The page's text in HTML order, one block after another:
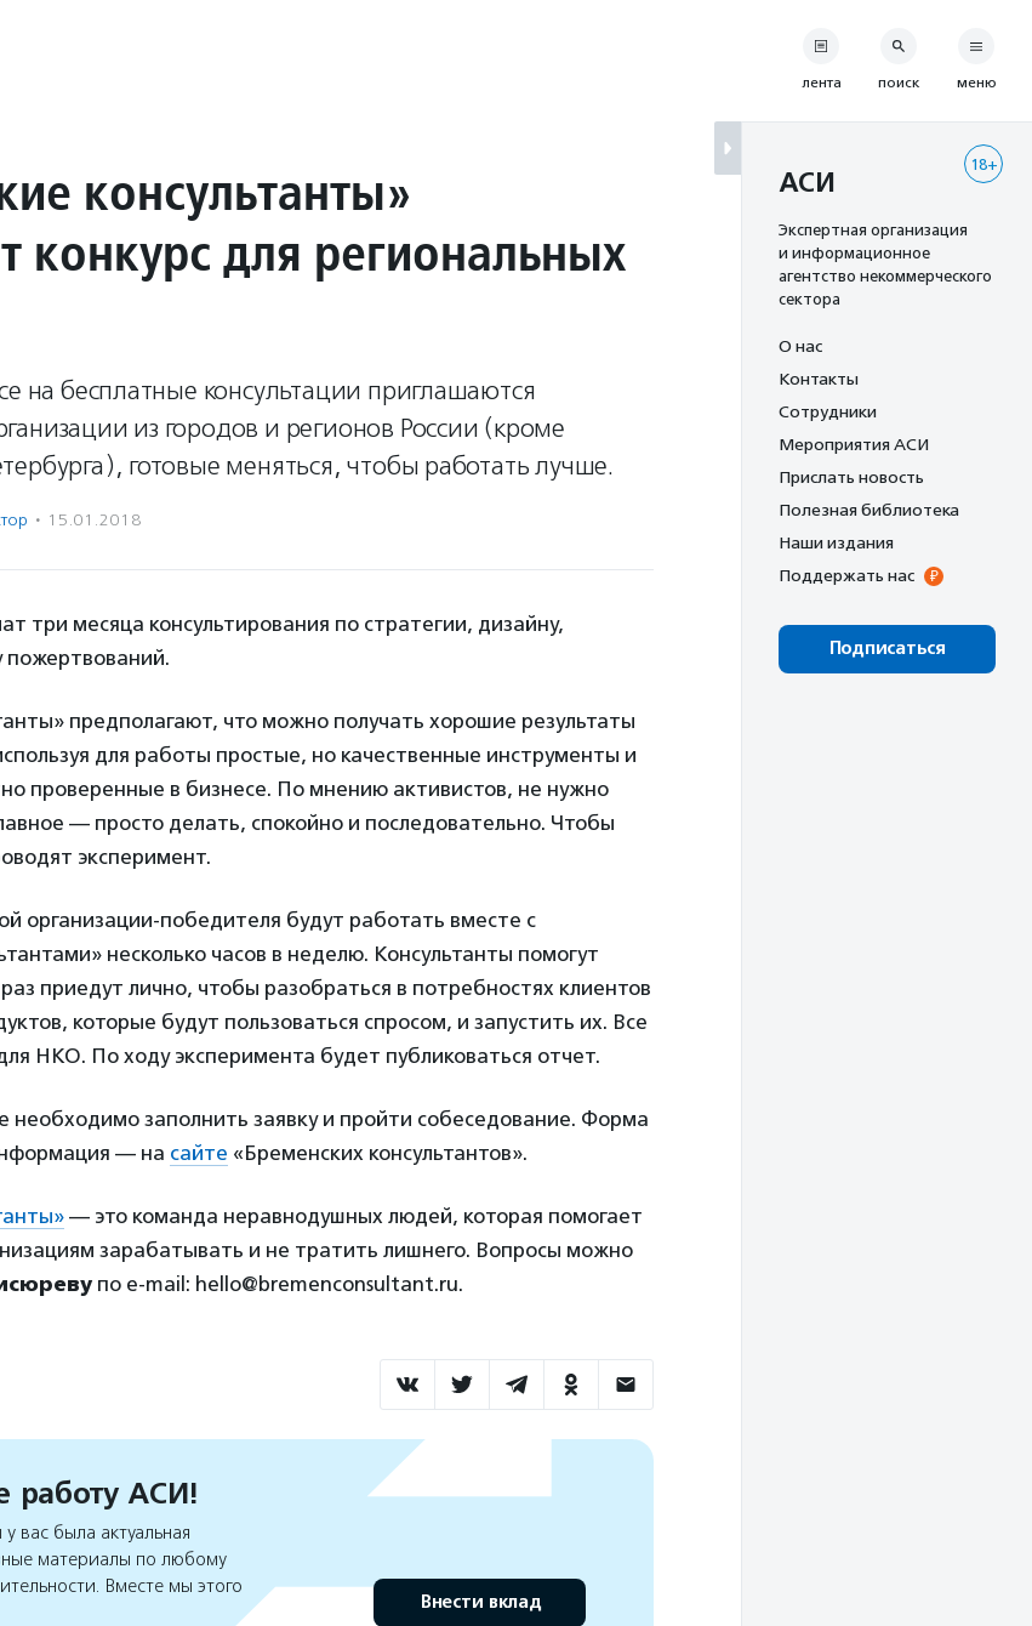
консультанты»
конкурс для региональных
на бесплатные консультации приглашаются
из городов и регионов России (кроме
готовые меняться, чтобы работать лучше.
· 15.01.2018
три месяца консультирования по стратегии, дизайну,
пожертвований.
предполагают, что можно получать хорошие результаты
для работы простые, но качественные инструменты и
проверенные в бизнесе. По мнению активистов, не нужно
— просто делать, спокойно и последовательно. Чтобы
эксперимент.
организации-победителя будут работать вместе с
несколько часов в неделю. Консультанты помогут
приедут лично, чтобы разобраться в потребностях клиентов
которые будут пользоваться спросом, и запустить их. Все
НКО. По ходу эксперимента будет публиковаться отчет.
необходимо заполнить заявку и пройти собеседование. Форма
— на сайте «Бременских консультантов».
— это команда неравнодушных людей, которая помогает
зарабатывать и не тратить лишнего. Вопросы можно
по e-mail: hello@bremenconsultant.ru.
работу АСИ!
вас была актуальная
материалы по любому
Вместе мы этого
Внести вклад
лента поиск меню
18+
АСИ
Экспертная организация
и информационное
агентство некоммерческого
сектора
О нас
Контакты
Сотрудники
Мероприятия АСИ
Прислать новость
Полезная библиотека
Наши издания
Поддержать нас
Подписаться